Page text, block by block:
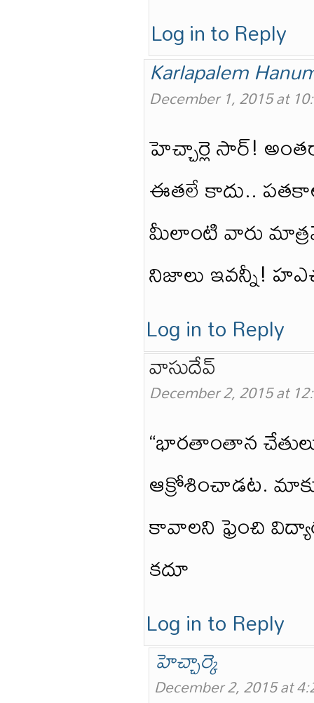
Log in to Reply
Karlapalem
December 1, 2015 at
హెచ్చార్లె సార్!
ఈతలే కాదు..
మీలాంటి వారు
నిజాలు ఇవన్నీ!
Log in to Reply
వాసుదేవ్
December 2, 2015 at
“భారతాంతాన
ఆక్రోశించాడట.
కావాలని ఫ్రెంచి
కదూ
Log in to Reply
హెచ్చార్కె
December 2, 2015 at